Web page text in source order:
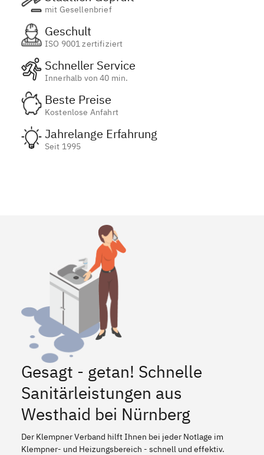
mit Gesellenbrief
Geschult
ISO 9001 zertifiziert
Schneller Service
Innerhalb von 40 min.
Beste Preise
Kostenlose Anfahrt
Jahrelange Erfahrung
Seit 1995
Gesagt - getan! Schnelle
Sanitärleistungen aus
Westhaid bei Nürnberg
Der Klempner Verband hilft Ihnen bei jeder Notlage im
Klempner- und Heizungsbereich - schnell und effektiv.